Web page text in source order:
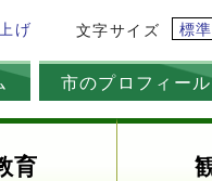
げ 文字サイズ 標準
市のプロフィール
育